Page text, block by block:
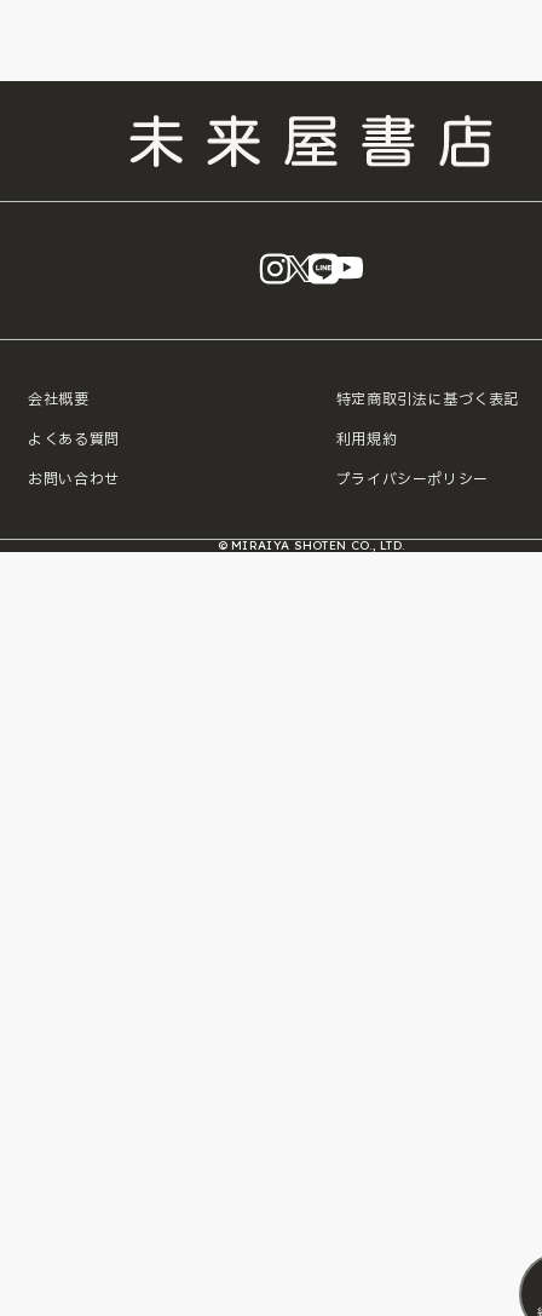
instagram
X LINE
会社概要
よくある質問
お問い合わせ
特定商取引法に基づく表記
利用規約
プライバシーポリシー
© MIRAIYA SHOTEN CO., LTD.